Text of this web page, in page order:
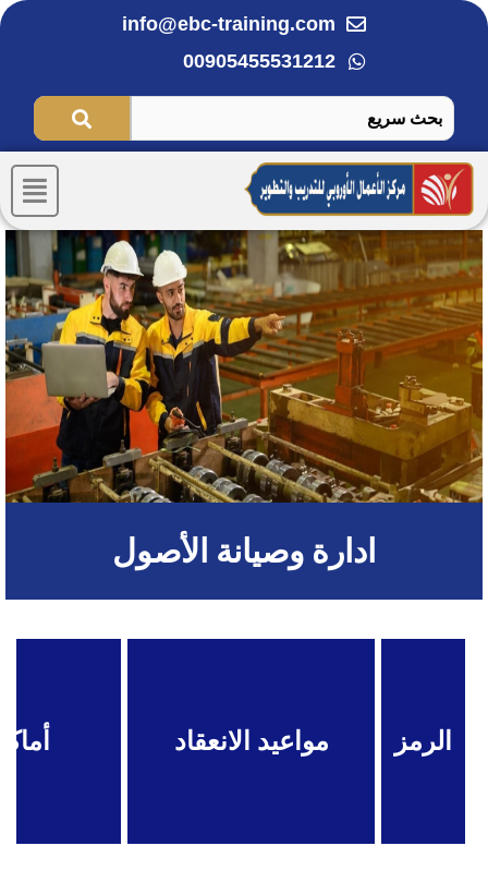
تخطي
info@ebc-training.com
00905455531212
ادارة وصيانة الأصول
الرمز مواعيد الانعقاد